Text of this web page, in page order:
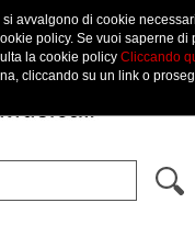
avvalgono di cookie
policy. Se vuoi saperne di
la cookie policy Cliccando
cliccando su un link o